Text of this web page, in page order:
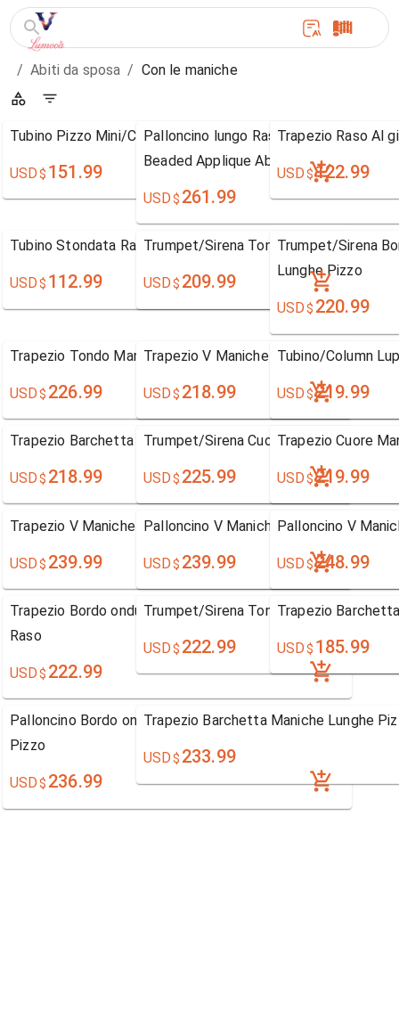
/ Abiti da sposa / Con le maniche
Tubino Pizzo Mini/Corto Quadrata Abito da sposa
USD$ 151.99
Palloncino lungo Raso Sleeve lusso A V
Beaded Applique Abito da Sposa
USD$ 261.99
Trapezio Raso Al
USD$122.99
Tubino Stondata Raso terra Senza maniche Chiffon
USD$ 112.99
Trumpet/Sirena Tondo Maniche
USD$ 209.99
Trumpet/Sirena
Lunghe Pizzo
USD$ 220.99
Trapezio Tondo Maniche Lunghe Pizzo
USD$ 226.99
Trapezio V Maniche Lunghe Tulle
USD$ 218.99
Tubino/Column
USD$219.99
Trapezio Barchetta Maniche Lunghe Pizzo
USD$ 218.99
Trumpet/Sirena Cuore Maniche corte
USD$ 225.99
Trapezio Cuore
USD$219.99
Trapezio V Maniche Lunghe Pizzo
USD$ 239.99
Palloncino V Maniche corte Tulle
USD$ 239.99
Palloncino V
USD$248.99
Trapezio Bordo ondulato-Edge Maniche Lunghe
Raso
USD$ 222.99
Trumpet/Sirena Tondo Maniche
USD$ 222.99
Trapezio
USD$ 185.99
Palloncino Bordo ondulato-Edge Maniche Lunghe
Pizzo
USD$ 236.99
Trapezio Barchetta Maniche Lunghe
USD$ 233.99